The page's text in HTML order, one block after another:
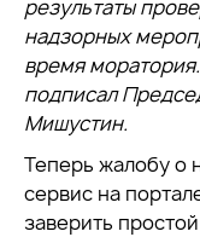
результаты
надзорных
время моратория.
подписал
Мишустин.
Теперь жалобу о
сервис на
заверить